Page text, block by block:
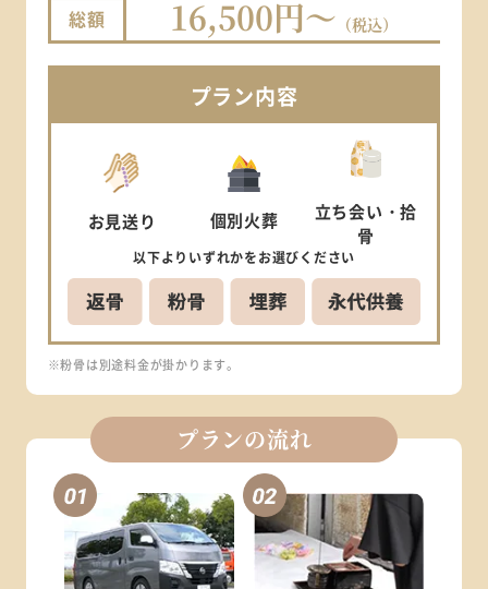
総額 16,500円～ （税込）
プラン内容
お見送り 個別火葬 立ち会い ・拾
骨
以下より いずれかをお選びください
※粉骨は別途料金が掛かります。
プランの流れ